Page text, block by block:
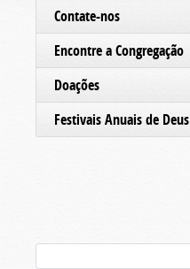
Contate-nos
Encontre a Congregação
Doações
Festivais Anuais de Deus